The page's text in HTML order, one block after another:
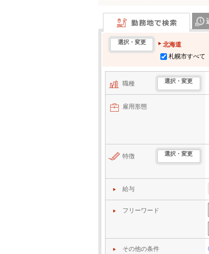
勤務地で検索
選択・変更
北海道
札幌市すべて
職種 選択・変更
雇用形態
特徴 選択・変更
給与
フリーワード
その他の条件